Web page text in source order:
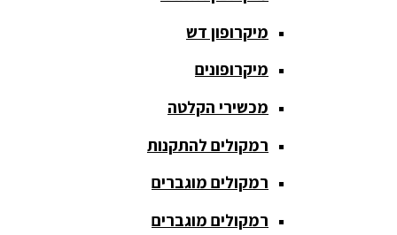
כריזה
ומגפונים
מדונה
אלחוטית
מיקסר
מוגברים
מיקרופון דש
מיקרופונים
מכשירי הקלטה
רמקולים להתקנות
רמקולים מוגברים
רמקולים מוגברים